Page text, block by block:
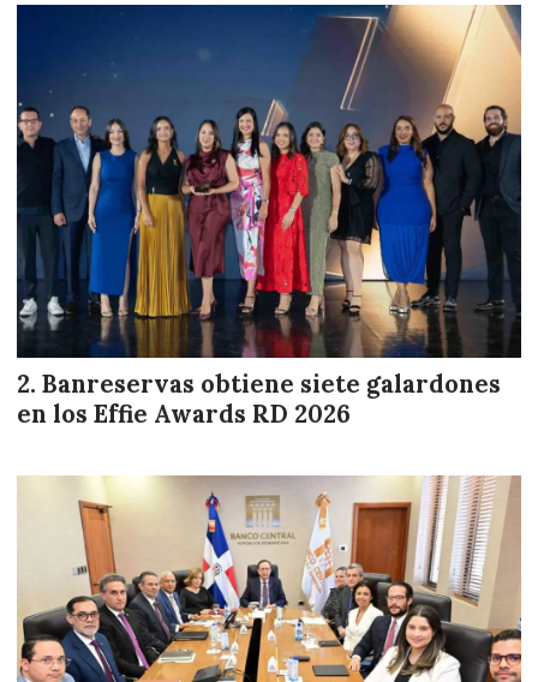
Banreservas obtiene siete galardones
en los Effie Awards RD 2026